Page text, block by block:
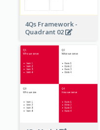
4Qs Framework -
Quadrant 02